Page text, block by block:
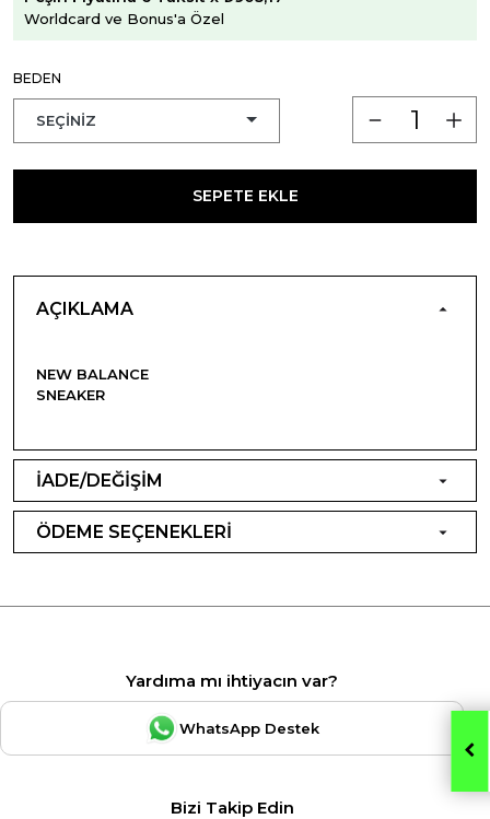
Worldcard ve Bonus'a Özel
BEDEN
SEPETE EKLE
AÇIKLAMA
NEW BALANCE
SNEAKER
İADE/DEĞİŞİM
ÖDEME SEÇENEKLERİ
Yardıma mı ihtiyacın var?
WhatsApp Destek
Bizi Takip Edin